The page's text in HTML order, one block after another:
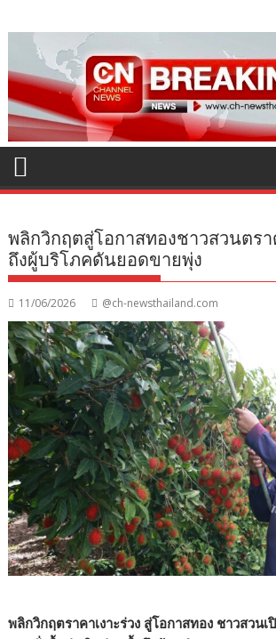
to
content
พลิกวิกฤตสู่โอกาสทองชาวสวนตรา
ถึงผู้บริโภคดันยอดขายพุ่ง
11/06/2026 @ch-newsthailand.com
พลิกวิกฤตราคาเงาะร่วง สู่โอกาสทอง ชาวสวนเ